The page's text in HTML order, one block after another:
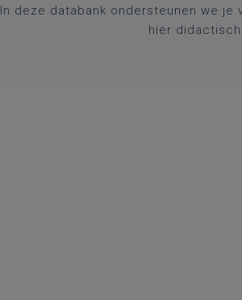
In deze databank ondersteunen we
hier